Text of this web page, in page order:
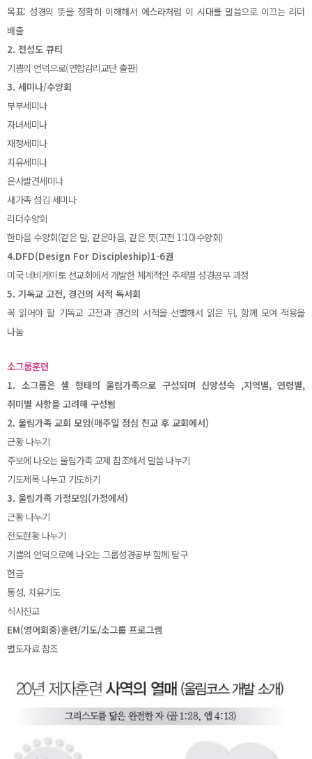
목표: 성경의 뜻을 정확히 이해해서 에스라처럼 이 시대를 말씀으로 이끄는 리더
배출
2. 전성도 큐티
기쁨의 언덕으로(연합감리교단 출판)
3. 세미나/수양회
부부세미나
자녀세미나
재정세미나
치유세미나
은사발견세미나
새가족 섬김 세미나
리더수양회
한마음 수양회(같은 말, 같은마음, 같은 뜻(고전 1:10)수양회)
4.DFD(Design For Discipleship)1-6권
미국 네비게이토 선교회에서 개발한 체계적인 주제별 성경공부 과정
5. 기독교 고전, 경건의 서적 독서회
꼭 읽어야 할 기독교 고전과 경건의 서적을 선별해서 읽은 뒤, 함께 모여 적용을
나눔
소그룹훈련
1. 소그룹은 셀 형태의 울림가족으로 구성되며 신앙성숙 ,지역별, 연령별,
취미별 사항을 고려해 구성됨
2. 울림가족 교회 모임(매주일 점심 친교 후 교회에서)
근황 나누기
주보에 나오는 울림가족 교제 참조해서 말씀 나누기
기도제목 나누고 기도하기
3. 울림가족 가정모임(가정에서)
근황 나누기
전도현황 나누기
기쁨의 언덕으로에 나오는 그룹성경공부 함께 탐구
헌금
통성, 치유기도
식사친교
EM(영어회중)훈련/기도/소그룹 프로그램
별도자료 참조